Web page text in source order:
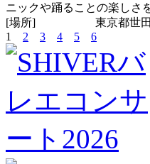
ニックや踊ることの楽しさ
[場所]
東京都世
1 2 3 4 5 6